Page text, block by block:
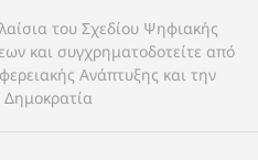
του Σχεδίου Ψηφιακής
και συγχρηματοδοτείτε από
Ανάπτυξης και την
Δημοκρατία